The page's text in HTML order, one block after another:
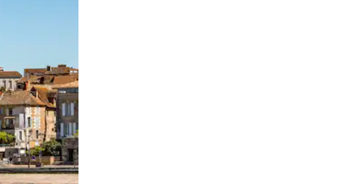
να την εξερευνήσετε με την αφή ή να τη σύρετε με τα δάχτυλα.